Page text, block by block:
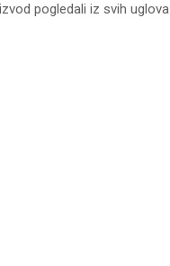
pogledali iz svih uglova